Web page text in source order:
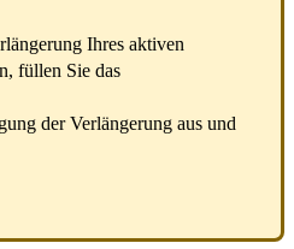
ängerung Ihres aktiven
, füllen Sie das
der Verlängerung aus und